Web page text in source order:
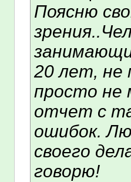
Поясню
20 лет, не
просто не
отчет с
ошибок.
своего
говорю!